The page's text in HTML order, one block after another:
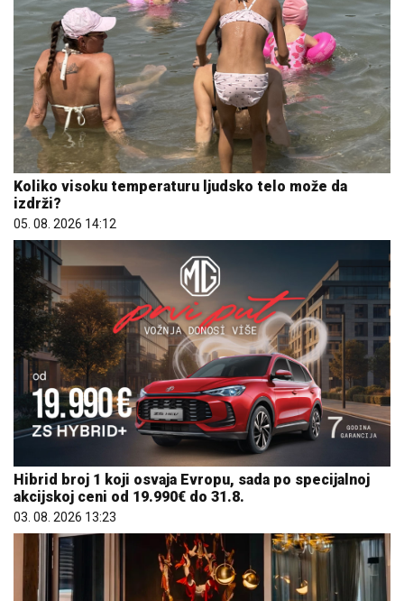
Koliko visoku temperaturu ljudsko telo može da
izdrži?
05. 08. 2026 14:12
Hibrid broj 1 koji osvaja Evropu, sada po specijalnoj
akcijskoj ceni od 19.990€ do 31.8.
03. 08. 2026 13:23